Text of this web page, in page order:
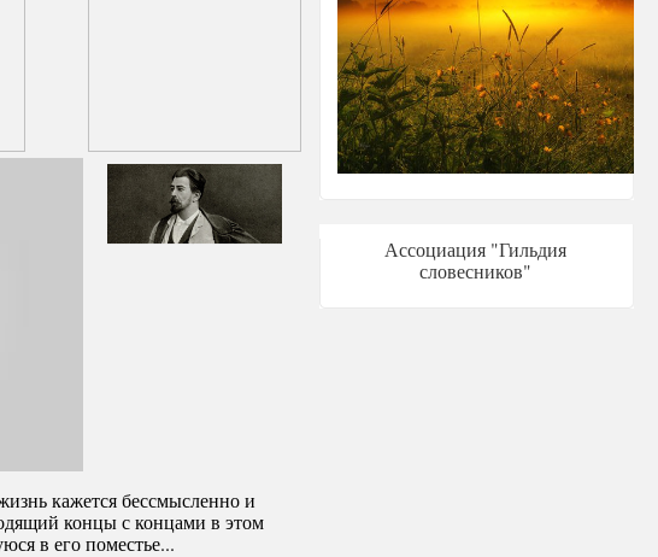
кажется бессмысленно и
концы с концами в этом
в его поместье...
Ассоциация "Гильдия
словесников"